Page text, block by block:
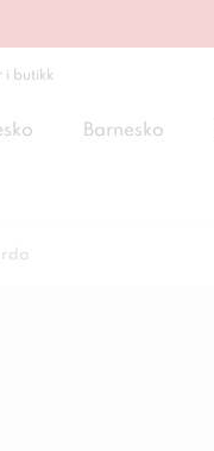
i butikk
Barnesko